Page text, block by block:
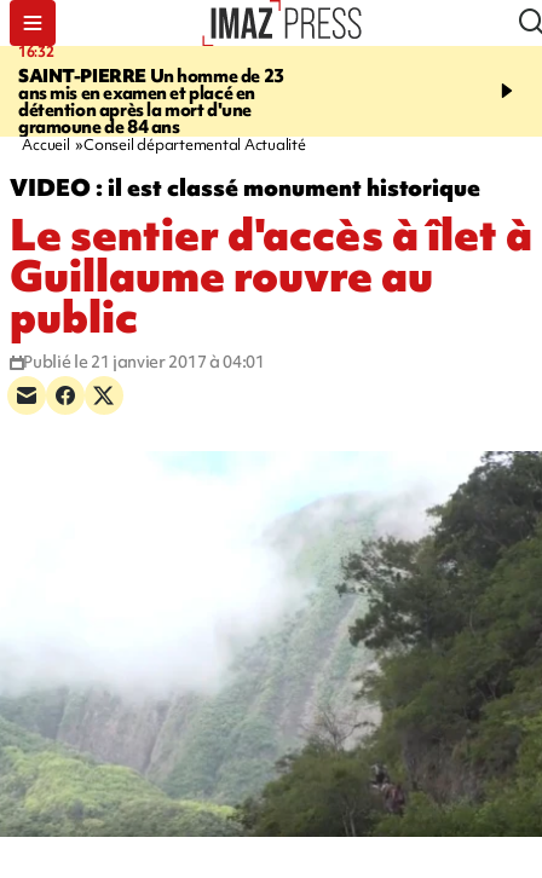
16:32
SAINT-PIERREUn homme de 23
ans mis en examen et placé en
détention après la mort d'une
gramoune de 84 ans
21:08
et Turquie scellent un
Accueil Conseil départemental Actualité
VIDEO : il est classé monument historique
Le sentier d'accès à îlet à
Guillaume rouvre au
public
Publié le 21 janvier 2017 à 04:01